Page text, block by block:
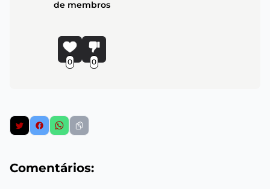
de membros
0 0
Comentários: